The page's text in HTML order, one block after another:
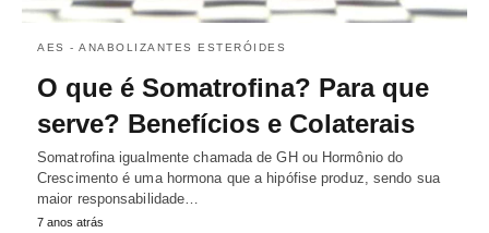
AES - ANABOLIZANTES ESTERÓIDES
O que é Somatrofina? Para que
serve? Benefícios e Colaterais
Somatrofina igualmente chamada de GH ou Hormônio do
Crescimento é uma hormona que a hipófise produz, sendo sua
maior responsabilidade…
7 anos atrás